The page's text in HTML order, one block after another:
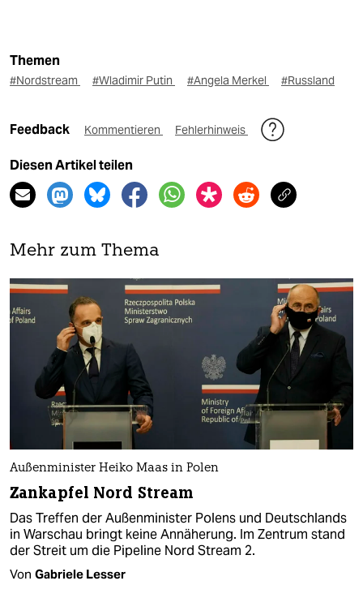
Themen
#Nordstream #Wladimir Putin #Angela Merkel #Russland
Feedback Kommentieren Fehlerhinweis
Diesen Artikel teilen
Mehr zum Thema
Außenminister Heiko Maas in Polen
Zankapfel Nord Stream
Das Treffen der Außenminister Polens und Deutschlands
in Warschau bringt keine Annäherung. Im Zentrum stand
der Streit um die Pipeline Nord Stream 2.
Von Gabriele Lesser